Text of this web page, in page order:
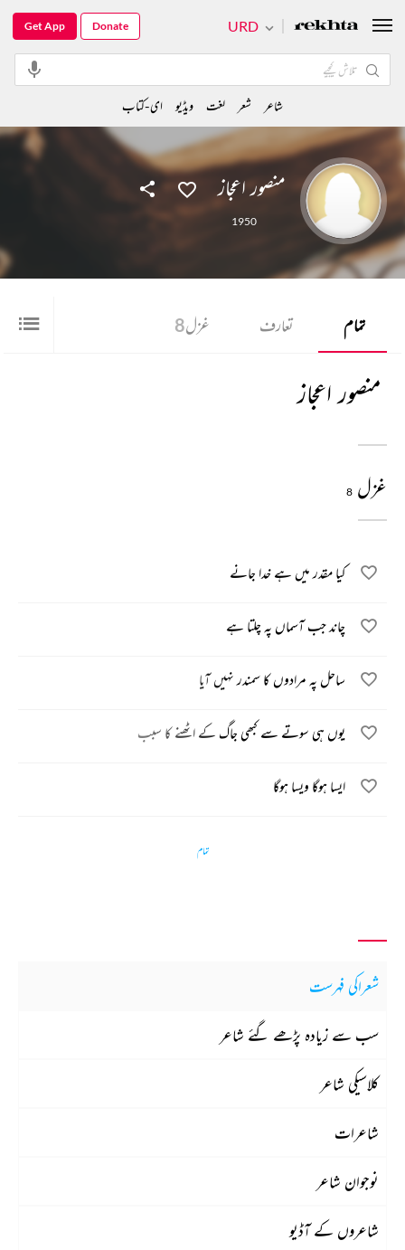
منصور اعجاز
1950
تمام تعارف غزل8
منصور اعجاز
غزل 8
کیا مقدر میں ہے خدا جانے
چاند جب آسماں پہ چلتا ہے
ساحل پہ مرادوں کا سمندر نہیں آیا
یوں ہی سوتے سے کبھی جاگ کے اٹھنے کا سبب
ایسا ہوگا ویسا ہوگا
تمام
شعراکی فہرست
سب سے زیادہ پڑھے گئے شاعر
کلاسیکی شاعر
شاعرات
نوجوان شاعر
شاعروں کے آڈیو
URD
Get App Donate
شاعر شعر لغت ویڈیو ای-کتاب